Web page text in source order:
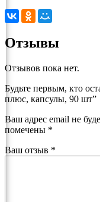
Отзывы
Отзывов пока нет.
Будьте первым, кто
плюс, капсулы, 90 шт”
Ваш адрес email не
помечены *
Ваш отзыв *